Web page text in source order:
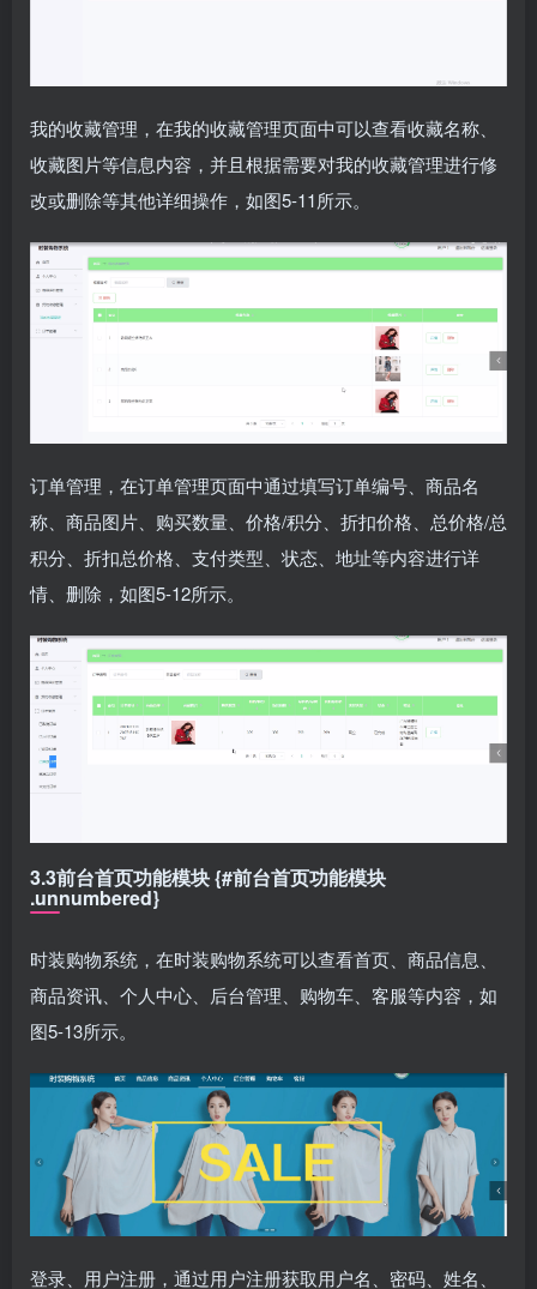
我的收藏管理，在我的收藏管理页面中可以查看收藏名称、
收藏图片等信息内容，并且根据需要对我的收藏管理进行修
改或删除等其他详细操作，如图5-11所示。
订单管理，在订单管理页面中通过填写订单编号、商品名
称、商品图片、购买数量、价格/积分、折扣价格、总价格/总
积分、折扣总价格、支付类型、状态、地址等内容进行详
情、删除，如图5-12所示。
3.3前台首页功能模块 {#前台首页功能模块
.unnumbered}
时装购物系统，在时装购物系统可以查看首页、商品信息、
商品资讯、个人中心、后台管理、购物车、客服等内容，如
图5-13所示。
登录、用户注册，通过用户注册获取用户名、密码、姓名、